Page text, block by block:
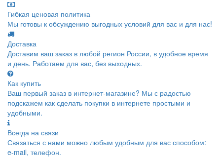
Гибкая ценовая политика
Мы готовы к обсуждению выгодных условий для вас и для нас!
Доставка
Доставим ваш заказ в любой регион России, в удобное время
и день. Работаем для вас, без выходных.
Как купить
Ваш первый заказ в интернет-магазине? Мы с радостью
подскажем как сделать покупки в интернете простыми и
удобными.
Всегда на связи
Связаться с нами можно любым удобным для вас способом:
e-mail, телефон.